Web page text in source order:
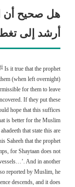
هل صحيح أن
أرشد إلى
(when left overnight)?
for them to leave
If they put these
hope that this suffices.
is better for the Muslim
that state this are
for Shaytaan does not
And in another
descends, and it does